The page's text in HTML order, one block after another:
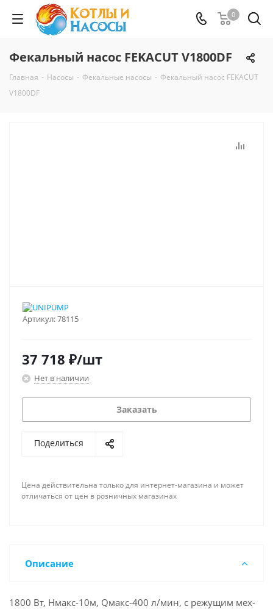
0
Фекальный насос FEKACUT V1800DF
Главная - Насосы - Фекальные насосы - Фекальный насос FEKACUT
V1800DF
Артикул:78115
37 718 ₽/шт
Нет в наличии
Заказать
Поделиться
Цена действительна только для интернет-магазина и может
отличаться от цен в розничных магазинах
Описание
1800 Вт, Нмакс-10м, Qмакс-400 л/мин, с режущим мех-